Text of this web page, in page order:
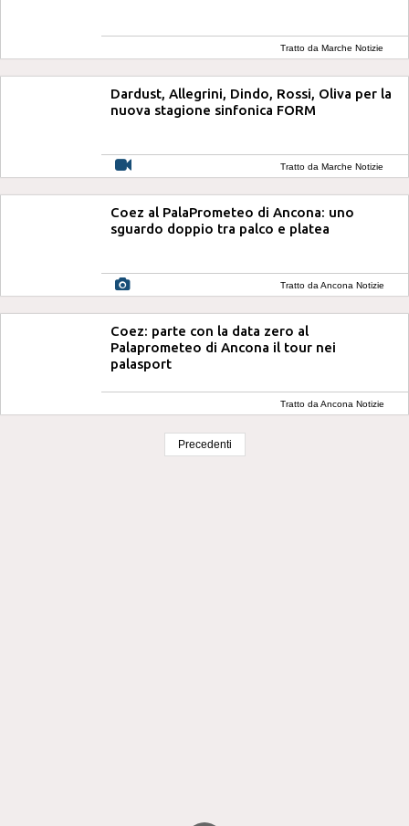
Tratto da Marche Notizie
Dardust, Allegrini, Dindo, Rossi, Oliva per la
nuova stagione sinfonica FORM
Tratto da Marche Notizie
Coez al PalaPrometeo di Ancona: uno
sguardo doppio tra palco e platea
Tratto da Ancona Notizie
Coez: parte con la data zero al
Palaprometeo di Ancona il tour nei
palasport
Tratto da Ancona Notizie
Precedenti